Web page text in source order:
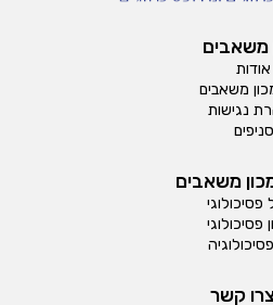
משאבים
אודות
משאבים
נגישות
סניפים
משאבים
פסיכולוגי
פסיכולוגי
קשר